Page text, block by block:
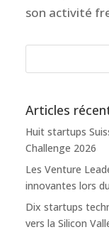
son activité
Articles
Huit startups
Challenge 2026
Les Venture
innovantes lors
Dix startups
vers la Silicon